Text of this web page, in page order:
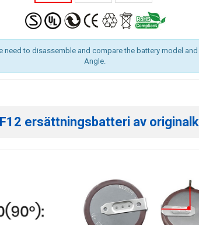
need to disassemble and compare the battery model
Angle.
ersättningsbatteri av